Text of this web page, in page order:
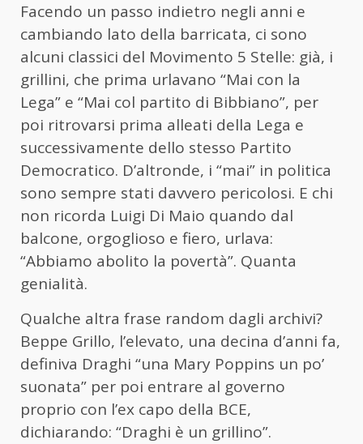
Facendo un passo indietro negli anni e
cambiando lato della barricata, ci sono
alcuni classici del Movimento 5 Stelle: già, i
grillini, che prima urlavano “Mai con la
Lega” e “Mai col partito di Bibbiano”, per
poi ritrovarsi prima alleati della Lega e
successivamente dello stesso Partito
Democratico. D’altronde, i “mai” in politica
sono sempre stati davvero pericolosi. E chi
non ricorda Luigi Di Maio quando dal
balcone, orgoglioso e fiero, urlava:
“Abbiamo abolito la povertà”. Quanta
genialità.
Qualche altra frase random dagli archivi?
Beppe Grillo, l’elevato, una decina d’anni fa,
definiva Draghi “una Mary Poppins un po’
suonata” per poi entrare al governo
proprio con l’ex capo della BCE,
dichiarando: “Draghi è un grillino”.